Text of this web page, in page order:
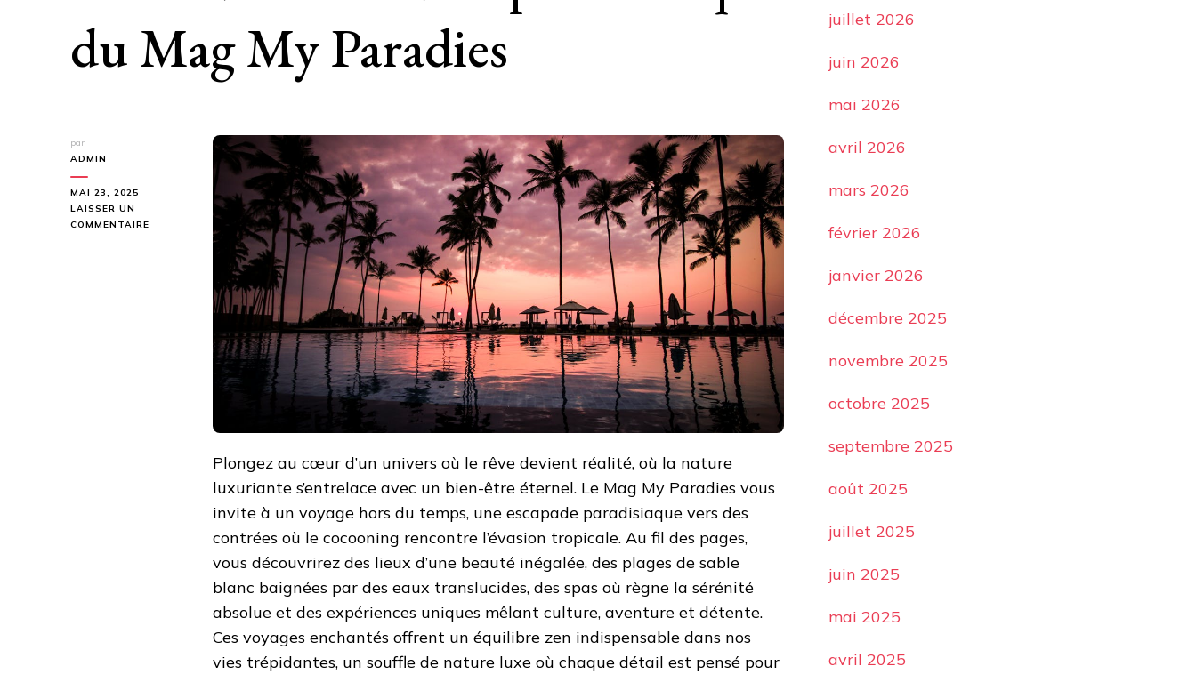
du Mag My Paradies
par
ADMIN
MAI 23, 2025
LAISSER UN
COMMENTAIRE
DÉCOUVREZ
PARADISIAQUE
Plongez au cœur d’un univers où le rêve devient réalité, où la nature
luxuriante s’entrelace avec un bien-être éternel. Le Mag My Paradies vous
invite à un voyage hors du temps, une escapade paradisiaque vers des
contrées où le cocooning rencontre l’évasion tropicale. Au fil des pages,
vous découvrirez des lieux d’une beauté inégalée, des plages de sable
blanc baignées par des eaux translucides, des spas où règne la sérénité
absolue et des expériences uniques mêlant culture, aventure et détente.
Ces voyages enchantés offrent un équilibre zen indispensable dans nos
vies trépidantes, un souffle de nature luxe où chaque détail est pensé pour
juillet 2026
juin 2026
mai 2026
avril 2026
mars 2026
février 2026
janvier 2026
décembre 2025
novembre 2025
octobre 2025
septembre 2025
août 2025
juillet 2025
juin 2025
mai 2025
avril 2025